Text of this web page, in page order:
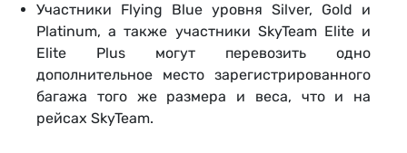
Участники Flying Blue уровня Silver, Gold и
Platinum, а также участники SkyTeam Elite и
Elite Plus могут перевозить одно
дополнительное место зарегистрированного
багажа того же размера и веса, что и на
рейсах SkyTeam.